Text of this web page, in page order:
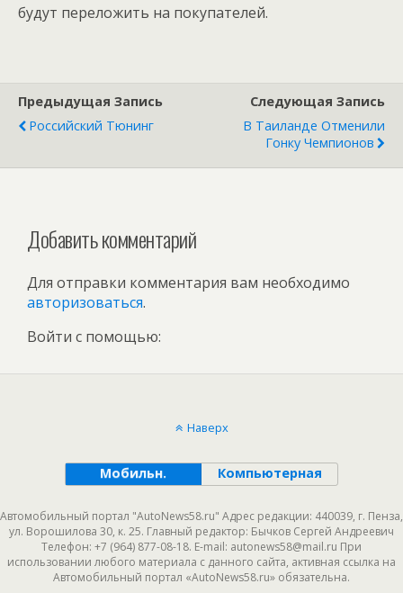
будут переложить на покупателей.
Предыдущая Запись
Российский Тюнинг
Следующая Запись
В Таиланде Отменили
Гонку Чемпионов
Добавить комментарий
Для отправки комментария вам необходимо
авторизоваться.
Войти с помощью:
Наверх
Мобильн. Компьютерная
Автомобильный портал "AutoNews58.ru" Адрес редакции: 440039, г. Пенза,
ул. Ворошилова 30, к. 25. Главный редактор: Бычков Сергей Андреевич
Телефон: +7 (964) 877-08-18. E-mail: autonews58@mail.ru При
использовании любого материала с данного сайта, активная ссылка на
Автомобильный портал «AutoNews58.ru» обязательна.